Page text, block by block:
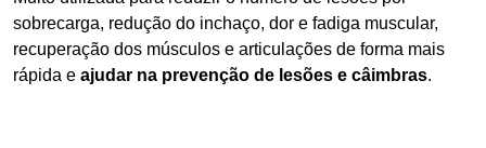
sobrecarga, redução do inchaço, dor e fadiga muscular,
recuperação dos músculos e articulações de forma mais
rápida e ajudar na prevenção de lesões e câimbras.